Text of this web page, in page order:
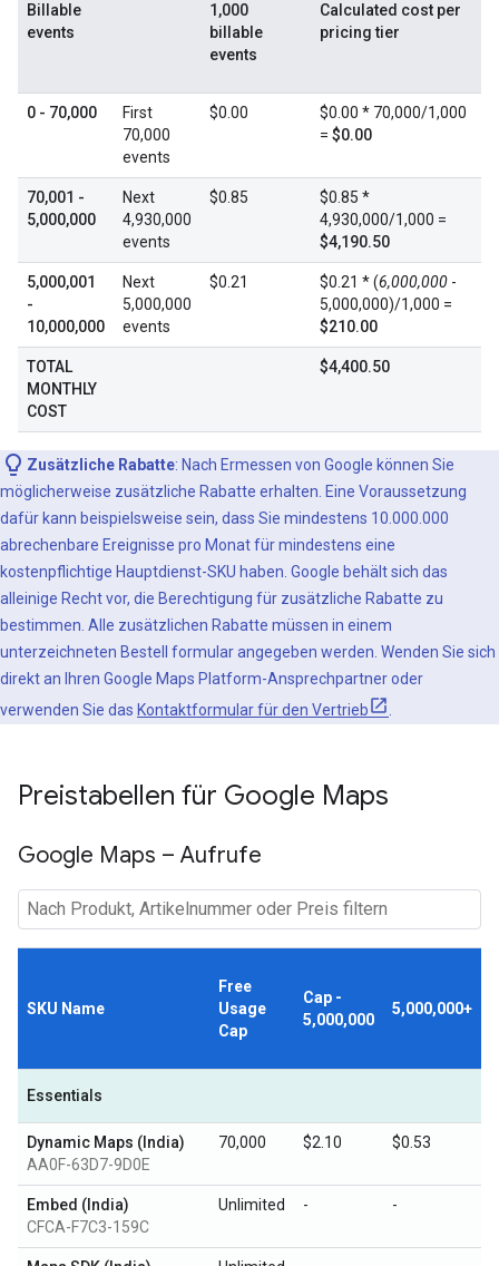
Billable
events
1,000
billable
events
Calculated cost per
pricing tier
0 - 70,000
First
70,000
events
$0.00
$0.00 * 70,000/1,000
= $0.00
70,001 -
5,000,000
Next
4,930,000
events
$0.85
$0.85 *
4,930,000/1,000 =
$4,190.50
5,000,001
-
10,000,000
Next
5,000,000
events
$0.21 $0.21 * (6,000,000 -
5,000,000)/1,000 =
$210.00
TOTAL
MONTHLY
COST
$4,400.50
Zusätzliche Rabatte: Nach Ermessen von Google können Sie
möglicherweise zusätzliche Rabatte erhalten. Eine Voraussetzung
dafür kann beispielsweise sein, dass Sie mindestens 10.000.000
abrechenbare Ereignisse pro Monat für mindestens eine
kostenpflichtige Hauptdienst-SKU haben. Google behält sich das
alleinige Recht vor, die Berechtigung für zusätzliche Rabatte zu
bestimmen. Alle zusätzlichen Rabatte müssen in einem
unterzeichneten Bestell formular angegeben werden. Wenden Sie sich
direkt an Ihren Google Maps Platform-Ansprechpartner oder
verwenden Sie das Kontaktformular für den Vertrieb
Preistabellen für Google Maps
Google Maps – Aufrufe
SKU Name
Free
Usage
Cap
Cap -
5,000,000
5,000,000+
Essentials
Dynamic Maps (India)
AA0F-63D7-9D0E
70,000 $2.10 $0.53
Embed (India)
CFCA-F7C3-159C
Unlimited - -